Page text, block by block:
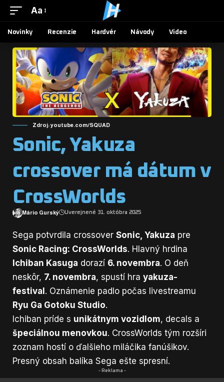
Aa
Novinky Recenzie Hardvér Návody Video
Zdroj: youtube.com/SQUAD
Sonic, Yakuza
crossover má dátum v
CrossWorlds
Mário Gurský Uverejnené 31. októbra 2025
Sega potvrdila crossover Sonic, Yakuza pre
Sonic Racing: CrossWorlds. Hlavný hrdina
Ichiban Kasuga dorazí 6. novembra. O deň
neskôr, 7. novembra, spustí hra yakuza-
festival. Oznámenie padlo počas livestreamu
Ryu Ga Gotoku Studio.
Ichiban príde s unikátnym vozidlom, decals a
špeciálnou menovkou. CrossWorlds tým rozšíri
zoznam hostí o ďalšieho miláčika fanúšikov.
Presný obsah balíka Sega ešte spresní.
- Reklama -